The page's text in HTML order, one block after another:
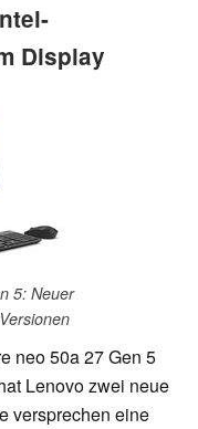
Display
5: Neuer
neo 50a 27 Gen 5
Lenovo zwei neue
versprechen eine